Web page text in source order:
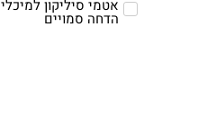
אטמי סיליקון למיכלי
הדחה סמויים